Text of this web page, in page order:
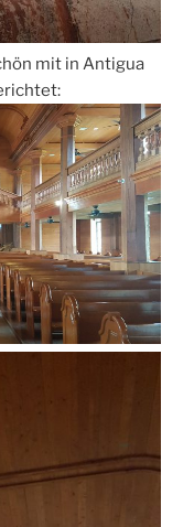
mit in Antigua